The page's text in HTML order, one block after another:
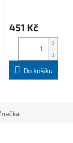
451 Kč
Do košíku